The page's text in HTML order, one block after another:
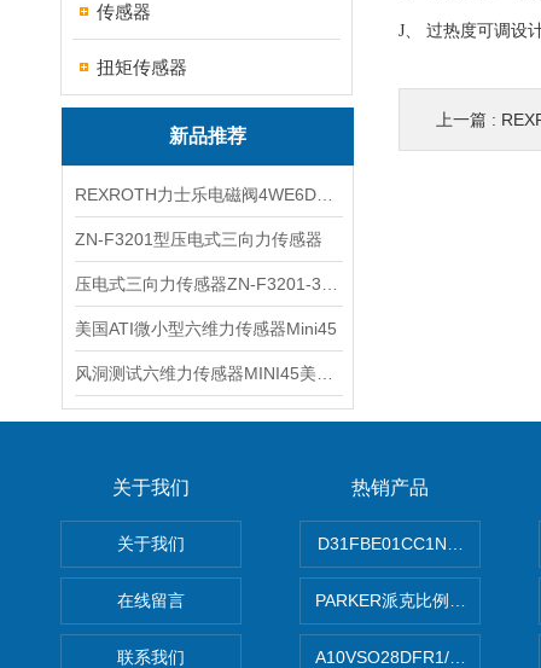
传感器
扭矩传感器
新品推荐
ZN-F3201型压电式三向力传感器
美国ATI微小型六维力传感器Mini45
J、 过热度可调设
上一篇 :
关于我们
关于我们
在线留言
联系我们
热销产品
PARKER派克比例阀 柱塞泵
A10VSO28DFR1/